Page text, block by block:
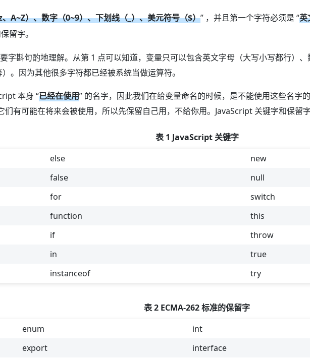
A~Z）、数字（0~9）、下划线（_）、美元符号（$）” ，并且第一个字符必须是 “英
留字。
字斟句酌地理解。从第 1 点可以知道，变量只可以包含英文字母（大写小写都行）
。因为其他很多字符都已经被系统当做运算符。
本身 “已经在使用” 的名字，因此我们在给变量命名的时候，是不能使用这些名字
们有可能在将来会被使用，所以先保留自己用，不给你用。JavaScript 关键字和保留
表 1 JavaScript 关键字
else
new
false
null
for
switch
function
this
if
throw
in
true
instanceof try
表 2 ECMA-262 标准的保留字
enum
int
export
interface